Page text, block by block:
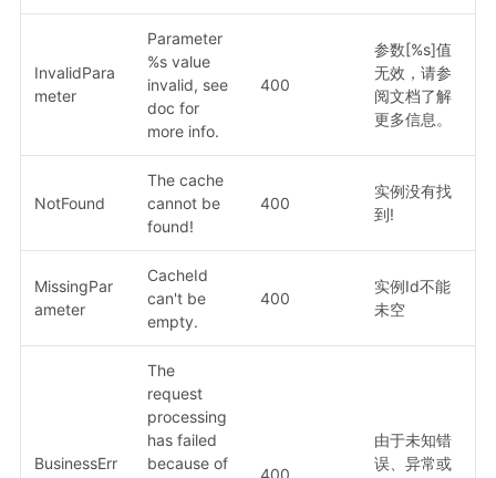
InvalidPara
meter
Parameter
%s value
invalid, see
doc for
more info.
400
参数[%s]值
无效，请参
阅文档了解
更多信息。
NotFound
The cache
cannot be
found!
400
实例没有找
到!
MissingPar
ameter
CacheId
can't be
empty.
400
实例Id不能
未空
BusinessErr
The
request
processing
has failed
because of
400
由于未知错
误、异常或